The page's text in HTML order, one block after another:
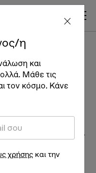
να τη
τη
με 11
τρόπους
όσπρια, το
η
και
Μάθε τις
τον κόσμο. Κάνε
χρήσηςκαι την